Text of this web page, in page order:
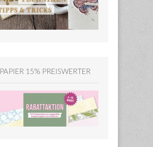
PAPIER 15% PREISWERTER